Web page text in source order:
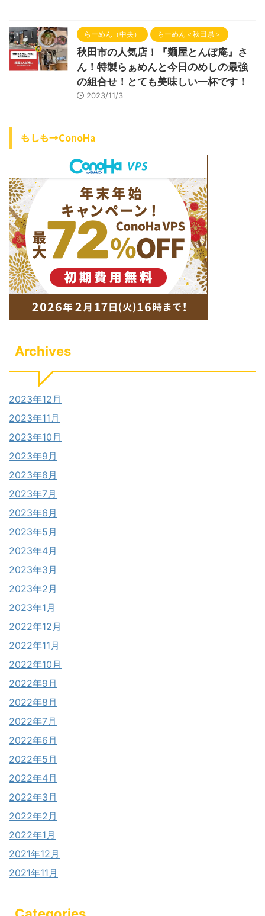
らーめん（中央） らーめん＜秋田県＞
秋田市の人気店！『麺屋とんぼ庵』さ
ん！特製らぁめんと今日のめしの最強
の組合せ！とても美味しい一杯です！
2023/11/3
もしも→ConoHa
Archives
2023年12月
2023年11月
2023年10月
2023年9月
2023年8月
2023年7月
2023年6月
2023年5月
2023年4月
2023年3月
2023年2月
2023年1月
2022年12月
2022年11月
2022年10月
2022年9月
2022年8月
2022年7月
2022年6月
2022年5月
2022年4月
2022年3月
2022年2月
2022年1月
2021年12月
2021年11月